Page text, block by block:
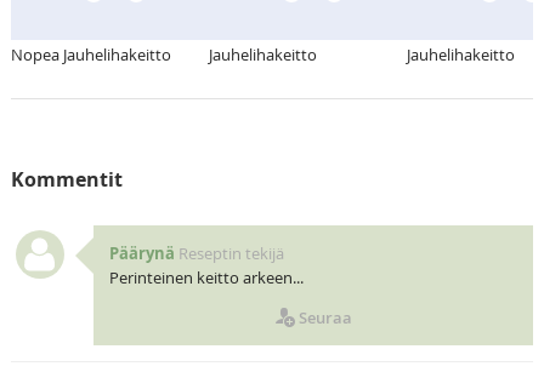
Nopea Jauhelihakeitto Jauhelihakeitto Jauhelihakeitto
Kommentit
Päärynä Reseptin tekijä
Perinteinen keitto arkeen...
Seuraa